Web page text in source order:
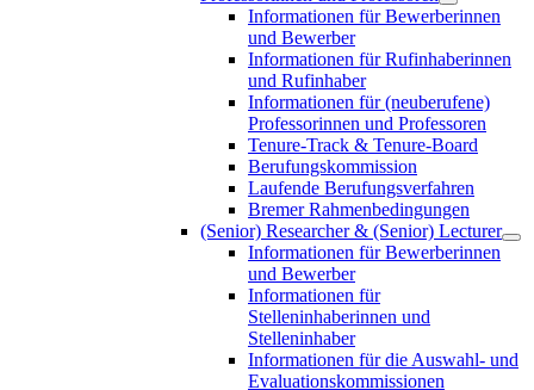
Informationen für Bewerberinnen
und Bewerber
Informationen für Rufinhaberinnen
und Rufinhaber
Informationen für (neuberufene)
Professorinnen und Professoren
Tenure-Track & Tenure-Board
Berufungskommission
Laufende Berufungsverfahren
Bremer Rahmenbedingungen
(Senior) Researcher & (Senior) Lecturer
Informationen für Bewerberinnen
und Bewerber
Informationen für
Stelleninhaberinnen und
Stelleninhaber
Informationen für die Auswahl- und
Evaluationskommissionen